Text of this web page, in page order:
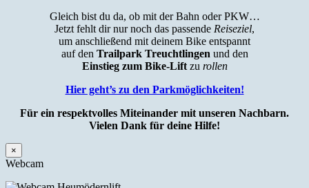
Gleich bist du da, ob mit der Bahn oder PKW…
Jetzt fehlt dir nur noch das passende Reiseziel,
um anschließend mit deinem Bike entspannt
auf den Trailpark Treuchtlingen und den
Einstieg zum Bike-Liftzu rollen
Hier geht’s zu den Parkmöglichkeiten!
Für ein respektvolles Miteinander mit unseren Nachbarn.
Vielen Dank für deine Hilfe!
×
Webcam